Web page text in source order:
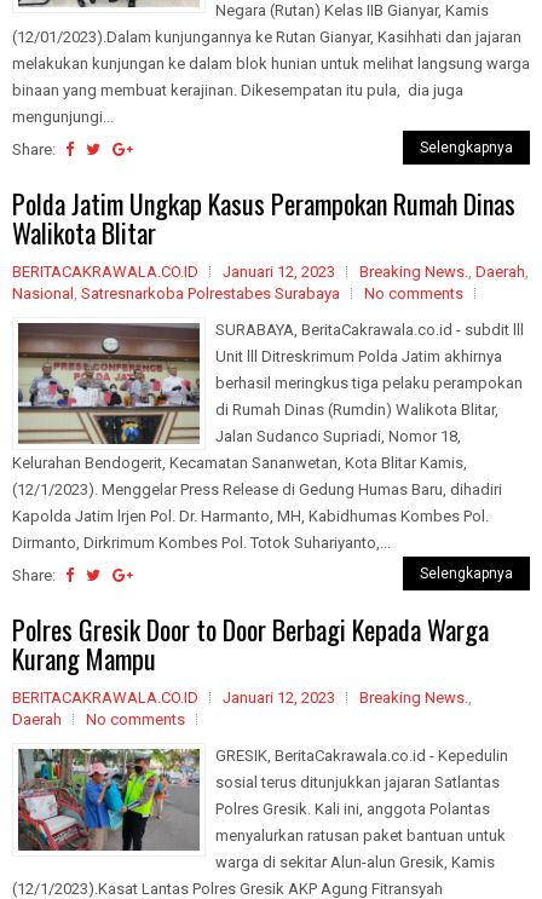
Negara (Rutan) Kelas IIB Gianyar, Kamis
(12/01/2023).Dalam kunjungannya ke Rutan Gianyar, Kasihhati dan jajaran
melakukan kunjungan ke dalam blok hunian untuk melihat langsung warga
binaan yang membuat kerajinan. Dikesempatan itu pula, dia juga
mengunjungi...
Share:
Selengkapnya
Polda Jatim Ungkap Kasus Perampokan Rumah Dinas
Walikota Blitar
BERITACAKRAWALA.CO.ID Januari 12, 2023 Breaking News., Daerah,
Nasional , Satresnarkoba Polrestabes Surabaya
No comments
SURABAYA, BeritaCakrawala.co.id - subdit lll
Unit lll Ditreskrimum Polda Jatim akhirnya
berhasil meringkus tiga pelaku perampokan
di Rumah Dinas (Rumdin) Walikota Blitar,
Jalan Sudanco Supriadi, Nomor 18,
Kelurahan Bendogerit, Kecamatan Sananwetan, Kota Blitar Kamis,
(12/1/2023). Menggelar Press Release di Gedung Humas Baru, dihadiri
Kapolda Jatim lrjen Pol. Dr. Harmanto, MH, Kabidhumas Kombes Pol.
Dirmanto, Dirkrimum Kombes Pol. Totok Suhariyanto,...
Share:
Selengkapnya
Polres Gresik Door to Door Berbagi Kepada Warga
Kurang Mampu
BERITACAKRAWALA.CO.ID Januari 12, 2023 Breaking News.,
Daerah
No comments
GRESIK, BeritaCakrawala.co.id - Kepedulin
sosial terus ditunjukkan jajaran Satlantas
Polres Gresik. Kali ini, anggota Polantas
menyalurkan ratusan paket bantuan untuk
warga di sekitar Alun-alun Gresik, Kamis
(12/1/2023).Kasat Lantas Polres Gresik AKP Agung Fitransyah